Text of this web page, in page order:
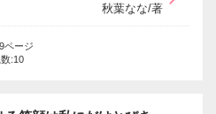
秋葉なな/著
ページ
:10